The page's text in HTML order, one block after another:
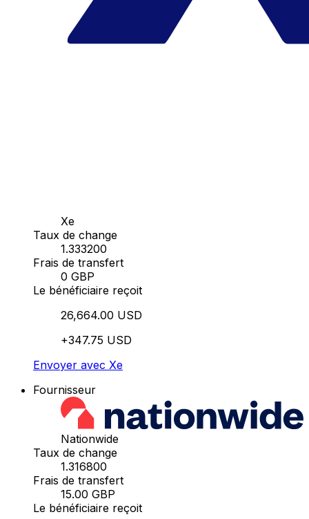
Xe
Taux de change
1.333200
Frais de transfert
0 GBP
Le bénéficiaire reçoit
26,664.00 USD
+347.75 USD
Envoyer avec Xe
Fournisseur
Nationwide
Taux de change
1.316800
Frais de transfert
15.00 GBP
Le bénéficiaire reçoit